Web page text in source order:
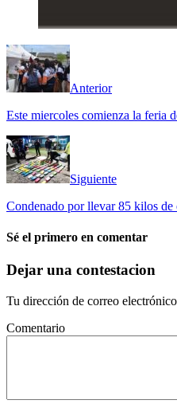
Anterior
Este miercoles comienza la feria
Siguiente
Condenado por llevar 85 kilos de
Sé el primero en comentar
Dejar una contestacion
Tu dirección de correo
Comentario